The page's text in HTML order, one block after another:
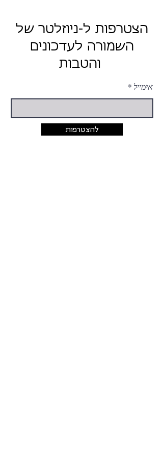
הצטרפות ל-ניוזלטר של
השמורה לעדכונים
אימייל
להצטרפות